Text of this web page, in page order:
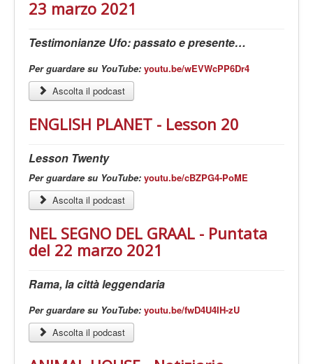
23 marzo 2021
Testimonianze Ufo: passato e presente…
Per guardare su YouTube: youtu.be/wEVWcPP6Dr4
Ascolta il podcast
ENGLISH PLANET - Lesson 20
Lesson Twenty
Per guardare su YouTube: youtu.be/cBZPG4-PoME
Ascolta il podcast
NEL SEGNO DEL GRAAL - Puntata
del 22 marzo 2021
Rama, la città leggendaria
Per guardare su YouTube: youtu.be/fwD4U4IH-zU
Ascolta il podcast